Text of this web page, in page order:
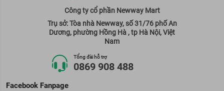
Công ty cổ phần Newway Mart
Trụ sở: Tòa nhà Newway, số 31/76 phố An
Dương, phường Hồng Hà , tp Hà Nội, Việt
Nam
Tổng đài hỗ trợ
0869 908 488
Facebook Fanpage